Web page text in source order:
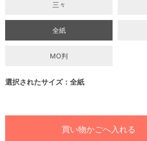
三々
全紙
MO判
選択されたサイズ：全紙